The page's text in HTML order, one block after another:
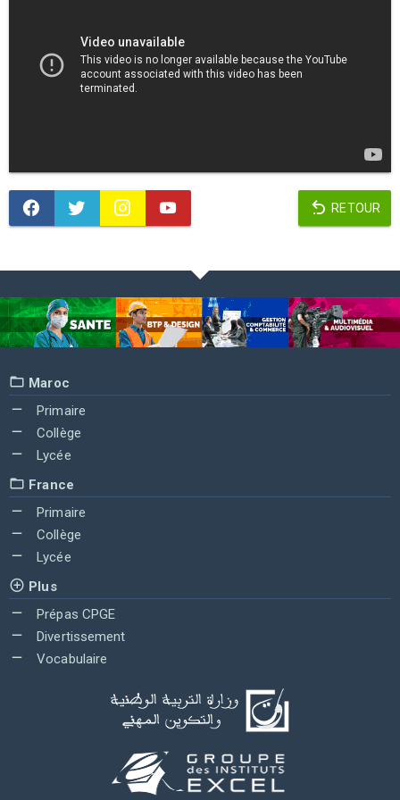
RETOUR
Maroc
Primaire
Collège
Lycée
France
Primaire
Collège
Lycée
Plus
Prépas CPGE
Divertissement
Vocabulaire